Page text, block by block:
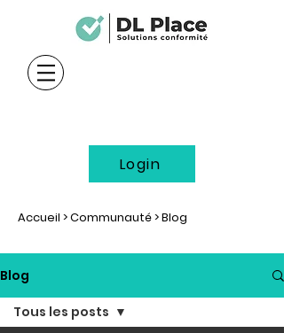
Login
Accueil >Communauté> Blog
Blog
Tous les posts